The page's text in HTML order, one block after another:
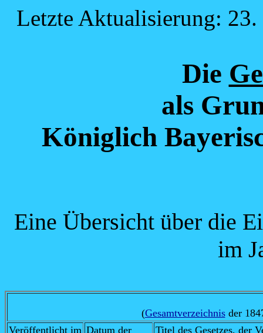
Letzte Aktualisierung:
Die
als
Königlich
Eine Übersicht über die
im
(Gesamtverzeichnisder
Veröffentlicht im Datum der
Titel des Gesetzes, der